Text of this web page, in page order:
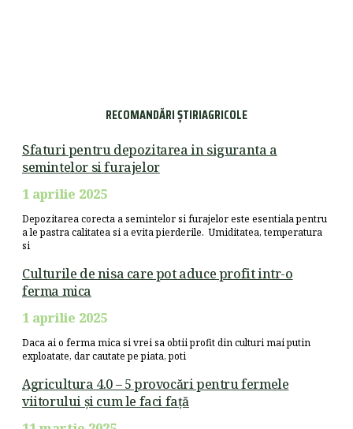
RECOMANDĂRI ȘTIRIAGRICOLE
Sfaturi pentru depozitarea in siguranta a
semintelor si furajelor
1 aprilie 2025
Depozitarea corecta a semintelor si furajelor este esentiala pentru
a le pastra calitatea si a evita pierderile. Umiditatea, temperatura
si
Culturile de nisa care pot aduce profit intr-o
ferma mica
1 aprilie 2025
Daca ai o ferma mica si vrei sa obtii profit din culturi mai putin
exploatate, dar cautate pe piata, poti
Agricultura 4.0 – 5 provocări pentru fermele
viitorului și cum le faci față